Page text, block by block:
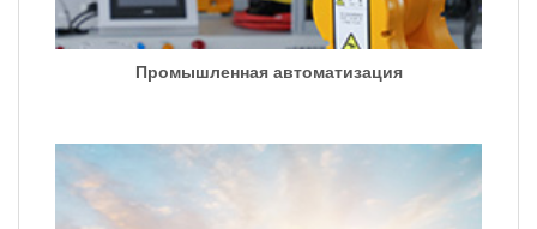
Промышленная автоматизация